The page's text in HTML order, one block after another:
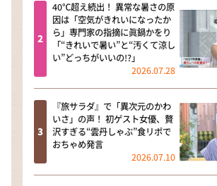
40℃超え続出！ 異常な暑さの原
因は「空気がきれいになったか
ら」専門家の指摘に眞鍋かをり
「“きれいで暑い”と“汚くて涼し
い”どっちがいいの!?」
2026.07.28
『旅サラダ』で「異次元のかわ
いさ」の声！ 初ゲスト女優、贅
沢すぎる“雲丹しゃぶ”食リポで
おちゃめ発言
2026.07.10